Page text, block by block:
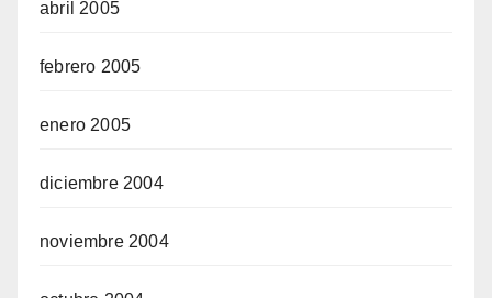
abril 2005
febrero 2005
enero 2005
diciembre 2004
noviembre 2004